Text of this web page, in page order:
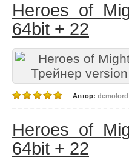
Heroes of
64bit + 22
Автор: demolord
Heroes of
64bit + 22